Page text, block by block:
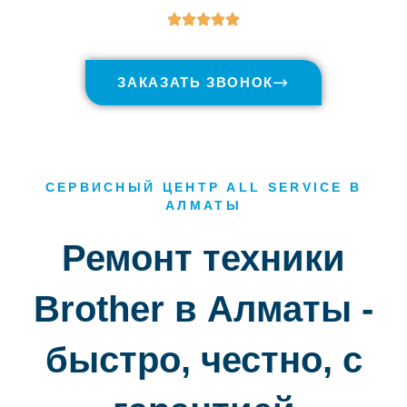
ЗАКАЗАТЬ ЗВОНОК
СЕРВИСНЫЙ ЦЕНТР ALL SERVICE В
АЛМАТЫ
Ремонт техники
Brother в Алматы -
быстро, честно, с